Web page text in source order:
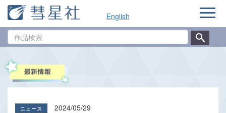
English
品
ナ
ゲ
2024/05/29